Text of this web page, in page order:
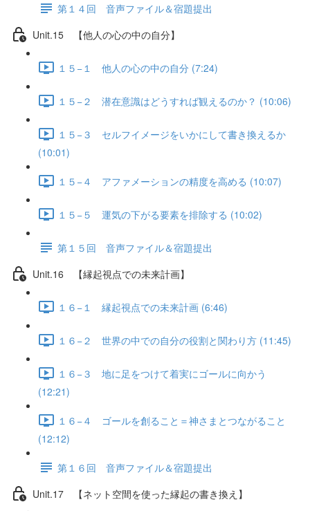
第１４回 音声ファイル＆宿題提出
Unit.15 【他人の心の中の自分】
１５−１ 他人の心の中の自分 (7:24)
１５−２ 潜在意識はどうすれば観えるのか？ (10:06)
１５−３ セルフイメージをいかにして書き換えるか
(10:01)
１５−４ アファメーションの精度を高める (10:07)
１５−５ 運気の下がる要素を排除する (10:02)
第１５回 音声ファイル＆宿題提出
Unit.16 【縁起視点での未来計画】
１６−１ 縁起視点での未来計画 (6:46)
１６−２ 世界の中での自分の役割と関わり方 (11:45)
１６−３ 地に足をつけて着実にゴールに向かう
(12:21)
１６−４ ゴールを創ること＝神さまとつながること
(12:12)
第１６回 音声ファイル＆宿題提出
Unit.17 【ネット空間を使った縁起の書き換え】